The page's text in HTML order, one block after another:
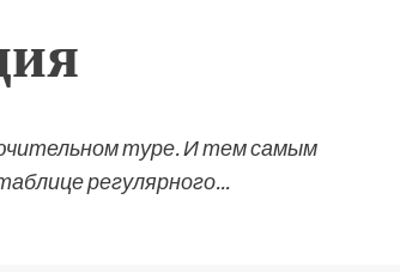
туре. И тем самым
регулярного...